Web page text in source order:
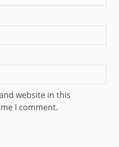
website in this
I comment.